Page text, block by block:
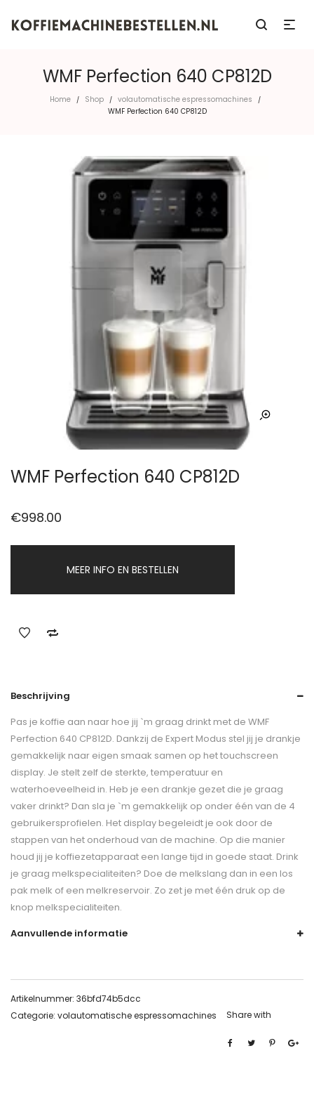
WMF Perfection 640 CP812D
Home / Shop / volautomatische espressomachines /
WMF Perfection 640 CP812D
WMF Perfection 640 CP812D
€998.00
MEER INFO EN BESTELLEN
Beschrijving
Pas je koffie aan naar hoe jij `m graag drinkt met de WMF
Perfection 640 CP812D. Dankzij de Expert Modus stel jij je drankje
gemakkelijk naar eigen smaak samen op het touchscreen
display. Je stelt zelf de sterkte, temperatuur en
waterhoeveelheid in. Heb je een drankje gezet die je graag
vaker drinkt? Dan sla je `m gemakkelijk op onder één van de 4
gebruikersprofielen. Het display begeleidt je ook door de
stappen van het onderhoud van de machine. Op die manier
houd jij je koffiezetapparaat een lange tijd in goede staat. Drink
je graag melkspecialiteiten? Doe de melkslang dan in een los
pak melk of een melkreservoir. Zo zet je met één druk op de
knop melkspecialiteiten.
Aanvullende informatie
Artikelnummer: 36bfd74b5dcc
Categorie: volautomatische espressomachines Share with